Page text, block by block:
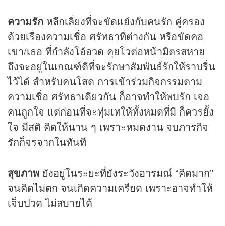
ความรัก หลีกเลี่ยงที่จะขัดแย้งกับคนรัก คู่ครอง
ด้วยเรื่องความเชื่อ ศรัทธาที่ต่างกัน หรือขัดคอ
เขา/เธอ ที่กำลังโอ้อวด คุยโวต่อหน้ามิตรสหาย
ถึงจะอยู่ในเกณฑ์ดีที่จะรักษาสัมพันธ์รักให้ราบรื่น
ไว้ได้ สำหรับคนโสด การเข้าร่วมกิจกรรมตาม
ความเชื่อ ศรัทธาเดียวกัน ก็อาจทำให้พบรัก เจอ
คนถูกใจ แต่ก่อนที่จะทุ่มเทให้ทั้งหมดที่มี ก็ควรยั้ง
ใจ มีสติ คิดให้นาน ๆ เพราะหมดงาน จบภารกิจ
รักก็จรจากในทันที
สุขภาพ ยังอยู่ในระยะที่ยังระวังอารมณ์ “คิดมาก”
จนคิดไม่ตก จนเกิดความเครียด เพราะอาจทำให้
เจ็บปวด ไม่สบายได้